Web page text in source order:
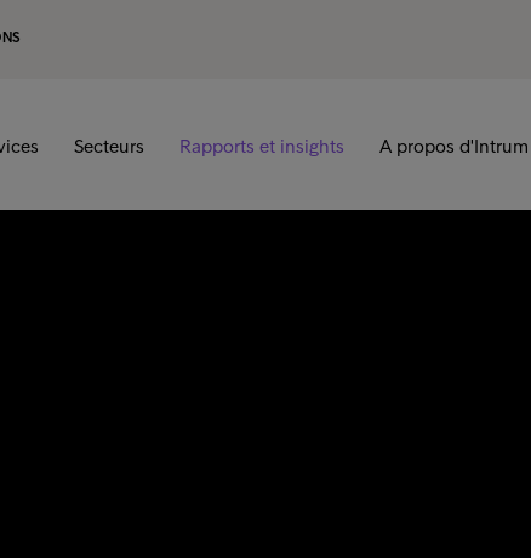
Secteurs Rapports et insights A propos d'Intrum